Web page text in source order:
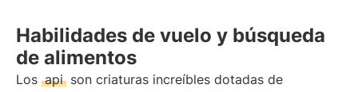
Habilidades de vuelo y búsqueda
de alimentos
Los api son criaturas increíbles dotadas de